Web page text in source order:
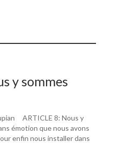
y sommes
ARTICLE 8: Nous y
émotion que nous avons
enfin nous installer dans